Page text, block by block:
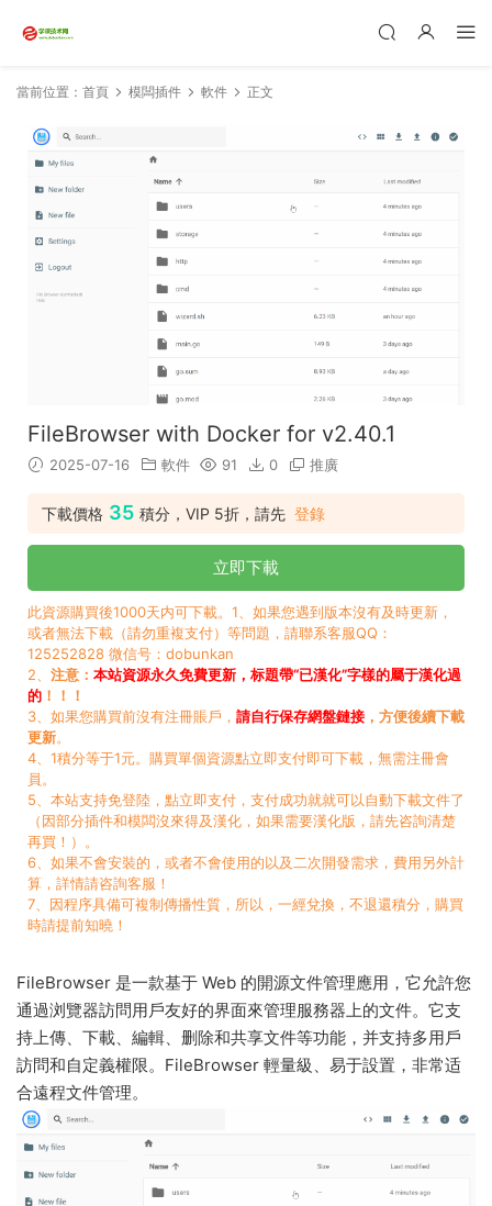
當前位置： 首頁 模闆插件 軟件 正文
FileBrowser with Docker for v2.40.1
2025-07-16 軟件 91 0 推廣
下載價格 35 積分，VIP 5折，請先 登錄
立即下載
此資源購買後1000天内可下載。1、如果您遇到版本沒有及時更新，
或者無法下載（請勿重複支付）等問題，請聯系客服QQ：
125252828 微信号：dobunkan
2、 注意： 本站資源永久免費更新，标題帶“已漢化”字樣的屬于漢化過
的 ！！！
3、如果您購買前沒有注冊賬戶， 請自行保存網盤鏈接 ，方便後續下載
更新。
4、1積分等于1元。購買單個資源點立即支付即可下載，無需注冊會
員。
5、本站支持免登陸，點立即支付，支付成功就就可以自動下載文件了
（因部分插件和模闆沒來得及漢化，如果需要漢化版，請先咨詢清楚
再買！）。
6、如果不會安裝的，或者不會使用的以及二次開發需求，費用另外計
算，詳情請咨詢客服！
7、因程序具備可複制傳播性質，所以，一經兌換，不退還積分，購買
時請提前知曉！
FileBrowser 是一款基于 Web 的開源文件管理應用，它允許您
通過浏覽器訪問用戶友好的界面來管理服務器上的文件。它支
持上傳、下載、編輯、删除和共享文件等功能，并支持多用戶
訪問和自定義權限。FileBrowser 輕量級、易于設置，非常适
合遠程文件管理。